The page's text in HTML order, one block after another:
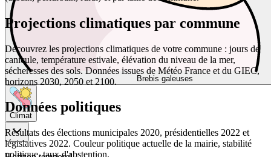
Brebis galeuses
Climat
Projections climatiques par commune
Découvrez les projections climatiques de votre commune : jours de
canicule, température estivale, élévation du niveau de la mer,
sécheresses des sols. Données issues de Météo France et du GIEC,
horizons 2030, 2050 et 2100.
Données politiques
Résultats des élections municipales 2020, présidentielles 2022 et
législatives 2022. Couleur politique actuelle de la mairie, stabilité
politique, taux d'abstention.